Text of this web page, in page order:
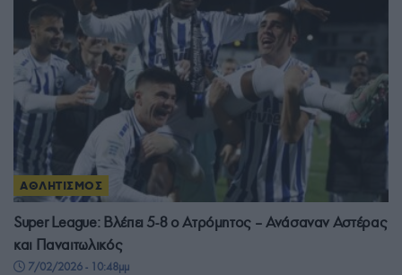
ΑΘΛΗΤΙΣΜΟΣ
Super League: Βλέπει 5-8 ο Ατρόμητος – Ανάσαναν Αστέρας
και Παναιτωλικός
7/02/2026 - 10:48μμ